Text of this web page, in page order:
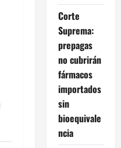
Corte
Suprema:
prepagas
no cubrirán
fármacos
importados
sin
bioequivale
ncia